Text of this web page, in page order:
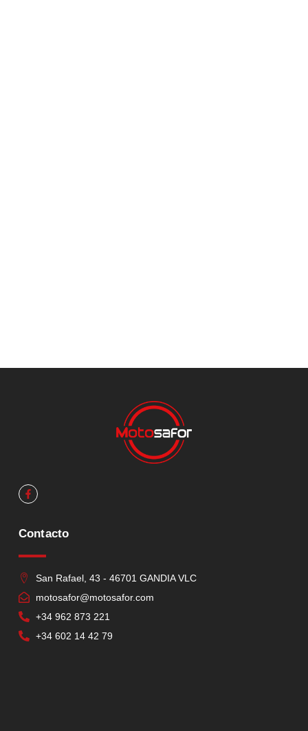
Contacto
San Rafael, 43 - 46701 GANDIA VLC
motosafor@motosafor.com
+34 962 873 221
+34 602 14 42 79